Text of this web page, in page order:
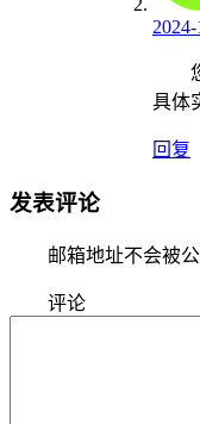
2024-
具体
回复
发表评论
邮箱地址不会被公
评论